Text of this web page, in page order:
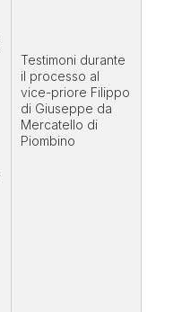
Testimoni durante
il processo al
vice-priore Filippo
di Giuseppe da
Mercatello di
Piombino